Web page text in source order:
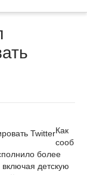
Как
сооб
более
детскую